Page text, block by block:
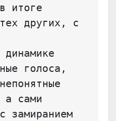
итоге
других, с
голоса,
сами
замиранием